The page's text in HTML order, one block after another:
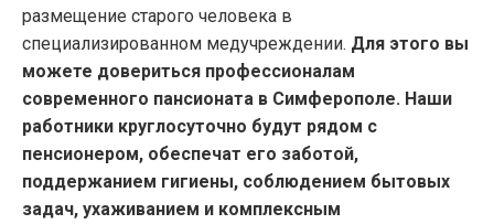
размещение старого человека в
специализированном медучреждении. Для этого вы
можете довериться профессионалам
современного пансионата в Симферополе. Наши
работники круглосуточно будут рядом с
пенсионером, обеспечат его заботой,
поддержанием гигиены, соблюдением бытовых
задач, ухаживанием и комплексным